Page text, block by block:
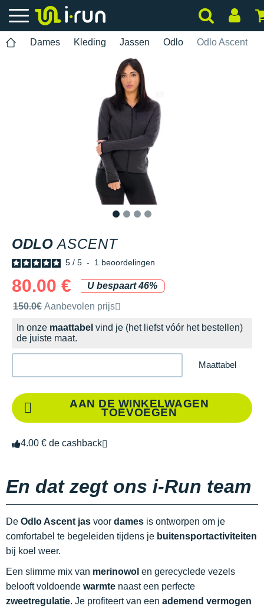
Dames Kleding Jassen Odlo Odlo Ascent
ODLO ASCENT
5 / 5 - 1 beoordelingen
80.00 €
U bespaart 46%
Door het merk aanbevolen verkoopprijs
150.0€ Aanbevolen prijs
In onze maattabel vind je (het liefst vóór het bestellen)
de juiste maat.
Maattabel
AAN DE WINKELWAGEN
TOEVOEGEN
4.00 € de cashback
En dat zegt ons i-Run team
De Odlo Ascent jas voor dames is ontworpen om je
comfortabel te begeleiden tijdens je buitensportactiviteiten
bij koel weer.
Een slimme mix van merinowol en gerecyclede vezels
belooft voldoende warmte naast een perfecte
zweetregulatie. Je profiteert van een ademend vermogen